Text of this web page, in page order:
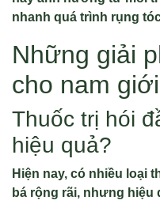
nhanh quá trình rụng
Những giải
cho nam
Thuốc trị hói
hiệu quả?
Hiện nay, có nhiều loại
bá rộng rãi, nhưng